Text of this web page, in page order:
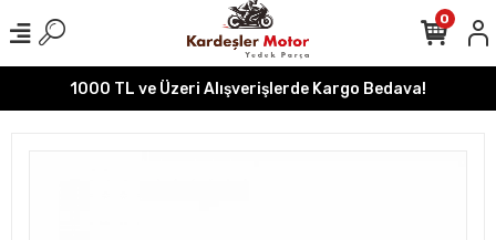
1000 TL ve Üzeri Alışverişlerde Kargo Bedava!
0